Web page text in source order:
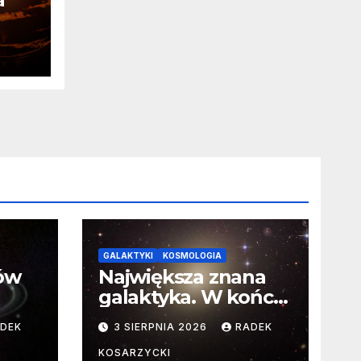
o
GALAKTYKI KOSMOLOGIA
Największa znana
galaktyka. W końcu
poznaliśmy jej
faktyczne wymiary
3 SIERPNIA 2026 RADEK
KOSARZYCKI